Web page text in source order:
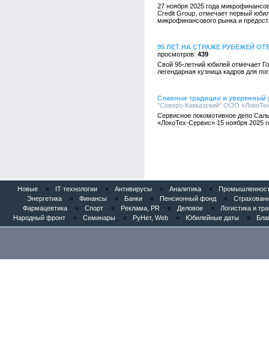
27 ноября 2025 года
Credit Group, отмечает первый
микрофинансового рынка и
95 ЛЕТ НА СТРАЖЕ РУБЕЖЕЙ
439
Свой 95-летний юбилей отмечает
легендарная кузница кадров для
Славные традиции и уверенный
"Северо-Кавказский" ООО
Сервисное локомотивное депо
«ЛокоТех-Сервис» 15 ноября 2025
Новые « IT технологии « Антивирусы « Аналитика «
Энергетика
« Финансы « Банки « Пенсионный фонд «
Фармацевтика
« Спорт « Реклама, PR « Деловое «
Логистика и
Народный фронт
« Семинары « РуНет, Web « Юбилейные даты «